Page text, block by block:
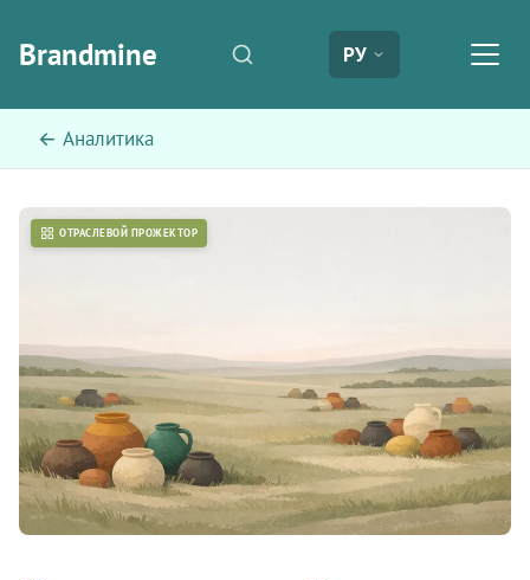
Brandmine РУ
← Аналитика
ОТРАСЛЕВОЙ ПРОЖЕКТОР